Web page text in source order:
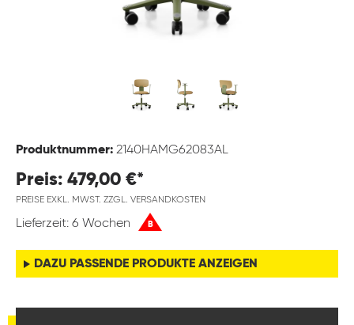
Produktnummer: 2140HAMG62083AL
Preis: 479,00 €*
PREISE EXKL. MWST. ZZGL. VERSANDKOSTEN
Lieferzeit: 6 Wochen B
DAZU PASSENDE PRODUKTE ANZEIGEN